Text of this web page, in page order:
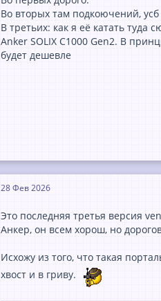
Во вторых там подкоючений,
В третьих: как я её катать туда
Anker SOLIX C1000 Gen2. В
будет дешевле
28 Фев 2026
Это последняя третья версия
Анкер, он всем хорош, но
Исхожу из того, что такая
хвост и в гриву.